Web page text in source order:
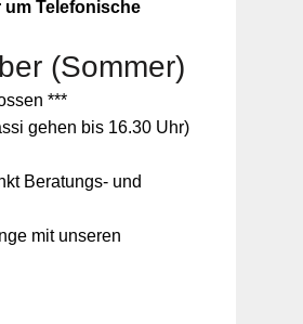
um Telefonische
(Sommer)
***
gehen bis 16.30 Uhr)
Beratungs- und
mit unseren